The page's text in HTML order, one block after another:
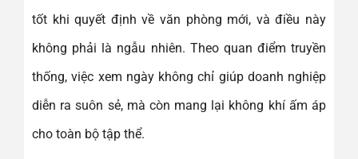
tốt khi quyết định về văn phòng mới, và điều này
không phải là ngẫu nhiên. Theo quan điểm truyền
thống, việc xem ngày không chỉ giúp doanh nghiệp
diễn ra suôn sẻ, mà còn mang lại không khí ấm áp
cho toàn bộ tập thể.